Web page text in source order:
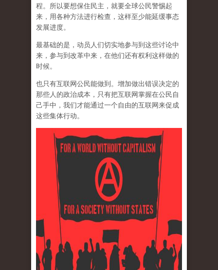
程。所以要想保住民主，就要全球公民警惕起
来，用各种方法进行检查，这样至少能延缓事态
发展进度。
最基础的是，动员人们切实地参与到这些讨论中
来，参与到改革中来，在他们还有权利这样做的
时候。
也只有互联网公民能做到。增加做出错误决定的
那些人的政治成本，只有把互联网掌握在公民自
己手中，我们才能通过一个自由的互联网来促成
这些集体行动。